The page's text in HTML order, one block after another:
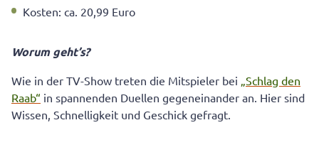
Kosten: ca. 20,99 Euro
Worum geht’s?
Wie in der TV-Show treten die Mitspieler bei „Schlag den
Raab“ in spannenden Duellen gegeneinander an. Hier sind
Wissen, Schnelligkeit und Geschick gefragt.